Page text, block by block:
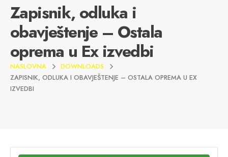
Zapisnik, odluka i
obavještenje – Ostala
oprema u Ex izvedbi
NASLOVNA
DOWNLOADS
ZAPISNIK, ODLUKA I OBAVJEŠTENJE – OSTALA OPREMA U EX
IZVEDBI